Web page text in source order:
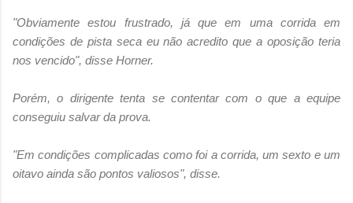
"Obviamente estou frustrado, já que em uma corrida em
condições de pista seca eu não acredito que a oposição teria
nos vencido", disse Horner.
Porém, o dirigente tenta se contentar com o que a equipe
conseguiu salvar da prova.
"Em condições complicadas como foi a corrida, um sexto e um
oitavo ainda são pontos valiosos", disse.